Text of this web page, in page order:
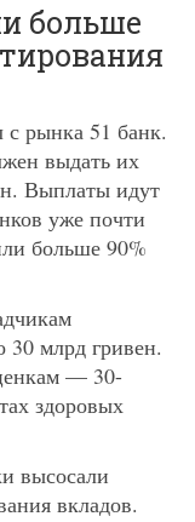
больше
с рынка 51 банк.
выдать их
Выплаты идут
уже почти
больше 90%
30 млрд гривен.
— 30-
здоровых
высосали
вкладов.